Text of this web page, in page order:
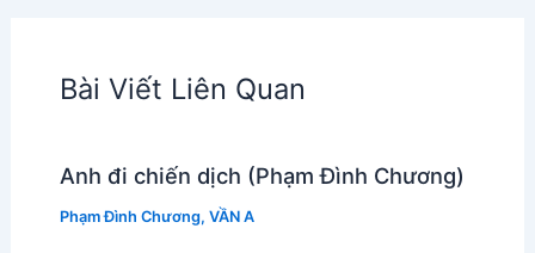
Bài Viết Liên Quan
Anh đi chiến dịch (Phạm Đình Chương)
Phạm Đình Chương, VẦN A